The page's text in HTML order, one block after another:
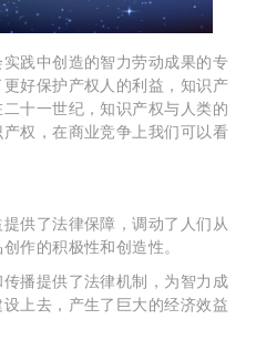
践中创造的智力劳动成果的专
好保护产权人的利益，知识产
十一世纪，知识产权与人类的
权，在商业竞争上我们可以看
了法律保障，调动了人们从
作的积极性和创造性。
提供了法律机制，为智力成
上去，产生了巨大的经济效益